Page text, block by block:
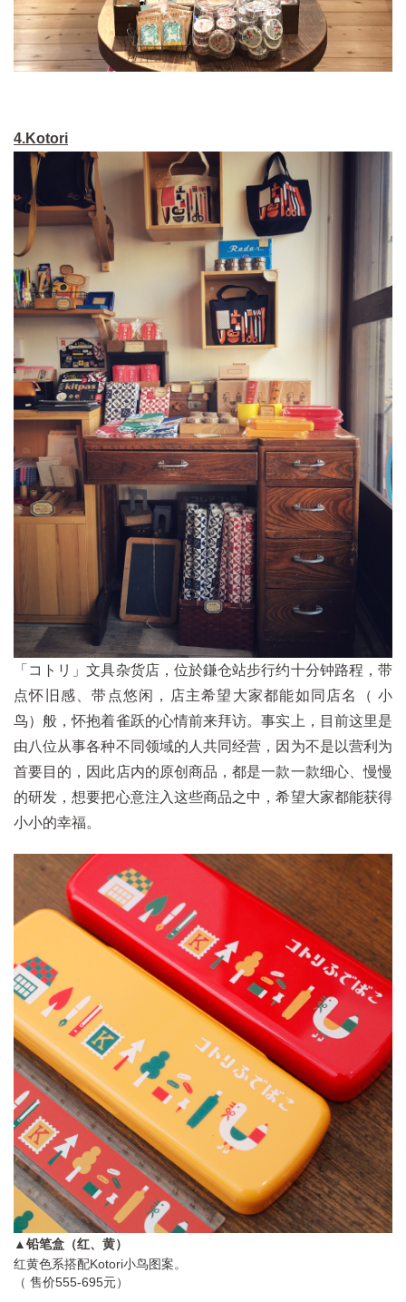
4.Kotori
「コトリ」文具杂货店，位於鎌仓站步行约十分钟路程，带
点怀旧感、带点悠闲，店主希望大家都能如同店名（ 小
鸟）般，怀抱着雀跃的心情前来拜访。事实上，目前这里是
由八位从事各种不同领域的人共同经营，因为不是以营利为
首要目的，因此店内的原创商品，都是一款一款细心、慢慢
的研发，想要把心意注入这些商品之中，希望大家都能获得
小小的幸福。
▲铅笔盒（红、黄）
红黄色系搭配Kotori小鸟图案。
（ 售价555-695元）